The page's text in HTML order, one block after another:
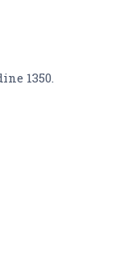
1350.